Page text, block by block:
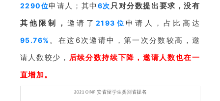
2290位申请人；其中 6次 只对分数提出要求，没有
其他限制， 邀请了 2193位 申请人，占比高达
95.76% 。 在这6次邀请中，第一次分数较高，邀
请人数较少， 后续分数持续下降，邀请人数也在一
直增加。